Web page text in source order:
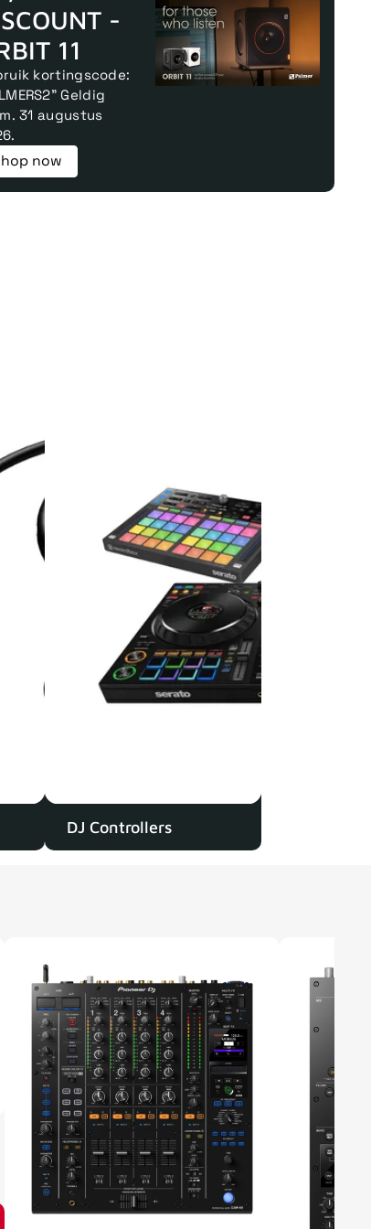
-
11
kortingscode:
Geldig
31 augustus
now
DJ Controllers